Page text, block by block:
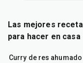
Las mejores
para hacer en casa
2 hr20min
Curry de res ahumado